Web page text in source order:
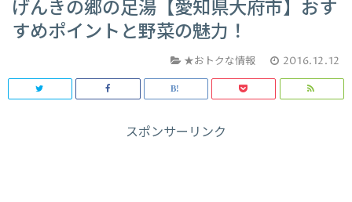
げんきの郷の足湯【愛知県大府市】おす
すめポイントと野菜の魅力！
★おトクな情報 2016.12.12
スポンサーリンク